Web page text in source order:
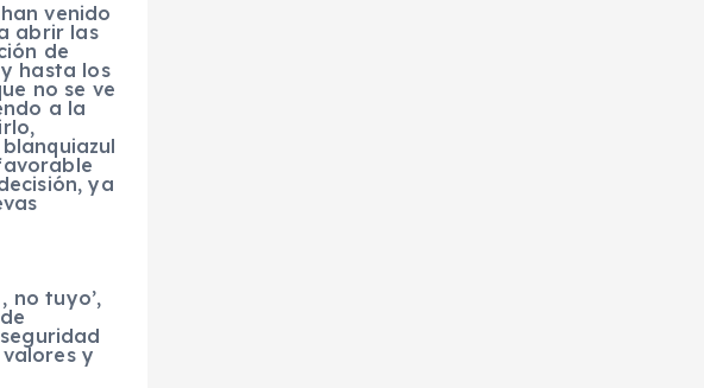
venido
abrir las
de
hasta los
no se ve
a la
ya
no tuyo’,
y